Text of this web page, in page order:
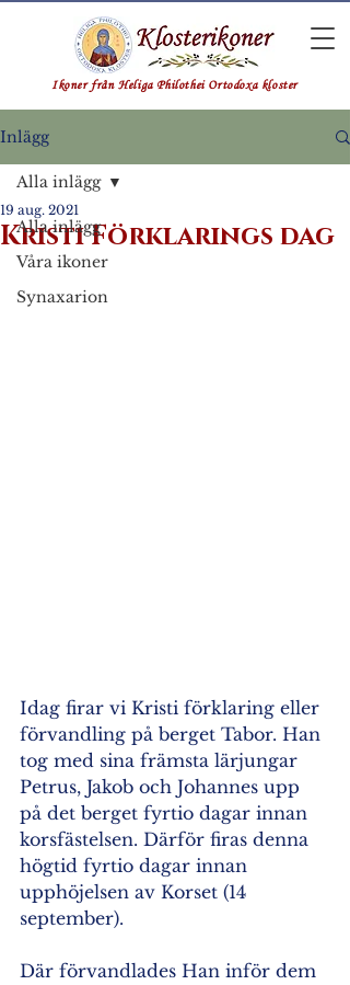
Ikoner från Heliga Philothei Ortodoxa kloster
Inlägg
Alla inlägg
Våra ikoner
Synaxarion
Alla inlägg
Kristi Förklarings dag
19 aug. 2021
Idag firar vi Kristi förklaring eller
förvandling på berget Tabor. Han
tog med sina främsta lärjungar
Petrus, Jakob och Johannes upp
på det berget fyrtio dagar innan
korsfästelsen. Därför firas denna
högtid fyrtio dagar innan
upphöjelsen av Korset (14
september).
Där förvandlades Han inför dem